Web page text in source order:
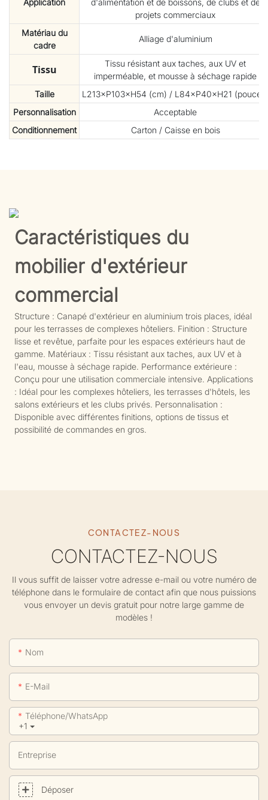
Application
d'alimentation et de boissons, de clubs et de
projets commerciaux
Matériau du
cadre
Alliage d'aluminium
Tissu
Tissu résistant aux taches, aux UV et
imperméable, et mousse à séchage rapide
Taille
L213×P103×H54 (cm) / L84×P40×H21 (pouces)
Personnalisation
Acceptable
Conditionnement
Carton / Caisse en bois
Caractéristiques du
mobilier d'extérieur
commercial
Structure : Canapé d'extérieur en aluminium trois places, idéal
pour les terrasses de complexes hôteliers. Finition : Structure
lisse et revêtue, parfaite pour les espaces extérieurs haut de
gamme. Matériaux : Tissu résistant aux taches, aux UV et à
l'eau, mousse à séchage rapide. Performance extérieure :
Conçu pour une utilisation commerciale intensive. Applications
: Idéal pour les complexes hôteliers, les terrasses d'hôtels, les
salons extérieurs et les clubs privés. Personnalisation :
Disponible avec différentes finitions, options de tissus et
possibilité de commandes en gros.
CONTACTEZ-NOUS
CONTACTEZ-NOUS
Il vous suffit de laisser votre adresse e-mail ou votre numéro de
téléphone dans le formulaire de contact afin que nous puissions
vous envoyer un devis gratuit pour notre large gamme de
modèles !
Nom
E-Mail
+1
Téléphone/WhatsApp
Entreprise
Déposer